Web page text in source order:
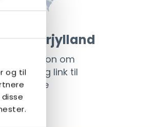
og til
Sønderjylland
information om
og link til